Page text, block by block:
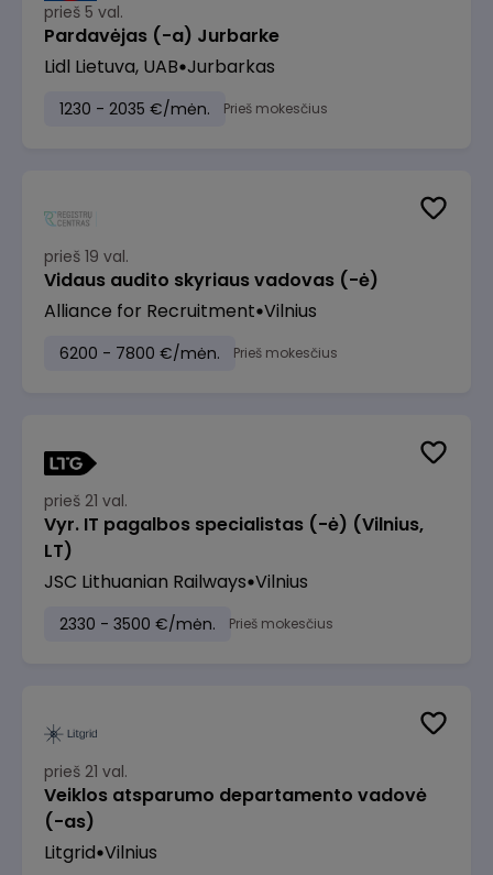
prieš 5 val.
Pardavėjas (-a) Jurbarke
Lidl Lietuva, UAB Jurbarkas
1230 - 2035 €/mėn. Prieš mokesčius
prieš 19 val.
Vidaus audito skyriaus vadovas (-ė)
Alliance for Recruitment Vilnius
6200 - 7800 €/mėn. Prieš mokesčius
prieš 21 val.
Vyr. IT pagalbos specialistas (-ė) (Vilnius,
LT)
JSC Lithuanian Railways Vilnius
2330 - 3500 €/mėn. Prieš mokesčius
prieš 21 val.
Veiklos atsparumo departamento vadovė
(-as)
Litgrid Vilnius